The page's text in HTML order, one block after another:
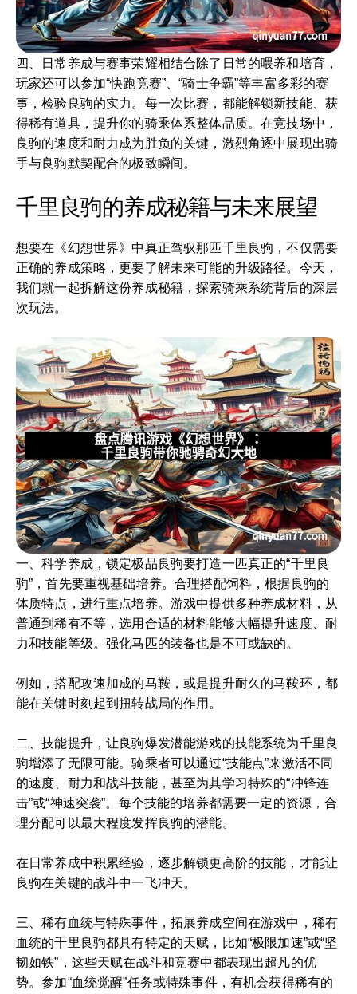
四、日常养成与赛事荣耀相结合除了日常的喂养和培育，
玩家还可以参加“快跑竞赛”、“骑士争霸”等丰富多彩的赛
事，检验良驹的实力。每一次比赛，都能解锁新技能、获
得稀有道具，提升你的骑乘体系整体品质。在竞技场中，
良驹的速度和耐力成为胜负的关键，激烈角逐中展现出骑
手与良驹默契配合的极致瞬间。
千里良驹的养成秘籍与未来展望
想要在《幻想世界》中真正驾驭那匹千里良驹，不仅需要
正确的养成策略，更要了解未来可能的升级路径。今天，
我们就一起拆解这份养成秘籍，探索骑乘系统背后的深层
次玩法。
一、科学养成，锁定极品良驹要打造一匹真正的“千里良
驹”，首先要重视基础培养。合理搭配饲料，根据良驹的
体质特点，进行重点培养。游戏中提供多种养成材料，从
普通到稀有不等，选用合适的材料能够大幅提升速度、耐
力和技能等级。强化马匹的装备也是不可或缺的。
例如，搭配攻速加成的马鞍，或是提升耐久的马鞍环，都
能在关键时刻起到扭转战局的作用。
二、技能提升，让良驹爆发潜能游戏的技能系统为千里良
驹增添了无限可能。骑乘者可以通过“技能点”来激活不同
的速度、耐力和战斗技能，甚至为其学习特殊的“冲锋连
击”或“神速突袭”。每个技能的培养都需要一定的资源，合
理分配可以最大程度发挥良驹的潜能。
在日常养成中积累经验，逐步解锁更高阶的技能，才能让
良驹在关键的战斗中一飞冲天。
三、稀有血统与特殊事件，拓展养成空间在游戏中，稀有
血统的千里良驹都具有特定的天赋，比如“极限加速”或“坚
韧如铁”，这些天赋在战斗和竞赛中都表现出超凡的优
势。参加“血统觉醒”任务或特殊事件，有机会获得稀有的